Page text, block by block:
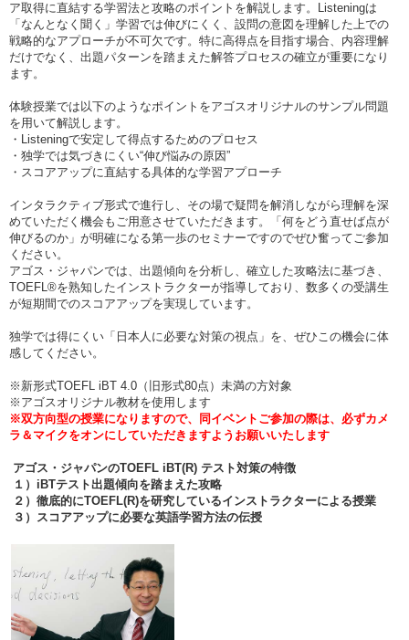
ア取得に直結する学習法と攻略のポイントを解説します。Listeningは
「なんとなく聞く」学習では伸びにくく、設問の意図を理解した上での
戦略的なアプローチが不可欠です。特に高得点を目指す場合、内容理解
だけでなく、出題パターンを踏まえた解答プロセスの確立が重要になり
ます。
体験授業では以下のようなポイントをアゴスオリジナルのサンプル問題
を用いて解説します。
・Listeningで安定して得点するためのプロセス
・独学では気づきにくい“伸び悩みの原因”
・スコアアップに直結する具体的な学習アプローチ
インタラクティブ形式で進行し、その場で疑問を解消しながら理解を深
めていただく機会もご用意させていただきます。「何をどう直せば点が
伸びるのか」が明確になる第一歩のセミナーですのでぜひ奮ってご参加
ください。
アゴス・ジャパンでは、出題傾向を分析し、確立した攻略法に基づき、
TOEFL®を熟知したインストラクターが指導しており、数多くの受講生
が短期間でのスコアアップを実現しています。
独学では得にくい「日本人に必要な対策の視点」を、ぜひこの機会に体
感してください。
※新形式TOEFL iBT 4.0（旧形式80点）未満の方対象
※アゴスオリジナル教材を使用します
※双方向型の授業になりますので、同イベントご参加の際は、必ずカメ
ラ＆マイクをオンにしていただきますようお願いいたします
アゴス・ジャパンのTOEFL iBT(R) テスト対策の特徴
１）iBTテスト出題傾向を踏まえた攻略
２）徹底的にTOEFL(R)を研究しているインストラクターによる授業
３）スコアアップに必要な英語学習方法の伝授